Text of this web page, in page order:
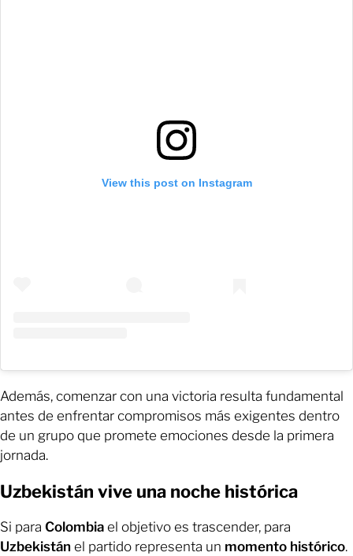
View this post on Instagram
Además, comenzar con una victoria resulta fundamental
antes de enfrentar compromisos más exigentes dentro
de un grupo que promete emociones desde la primera
jornada.
Uzbekistán vive una noche histórica
Si para Colombia el objetivo es trascender, para
Uzbekistán el partido representa un momento histórico.